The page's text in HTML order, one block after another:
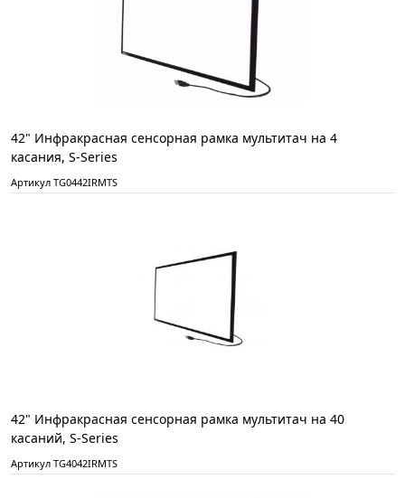
42" Инфракрасная сенсорная рамка мультитач на 4
касания, S-Series
Артикул TG0442IRMTS
42" Инфракрасная сенсорная рамка мультитач на 40
касаний, S-Series
Артикул TG4042IRMTS